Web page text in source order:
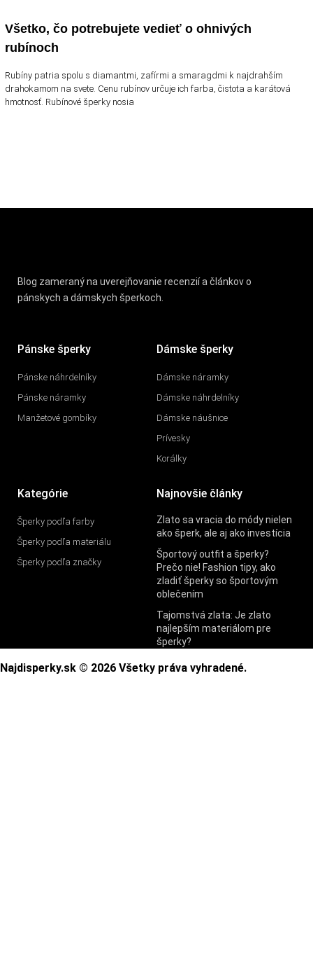
Všetko, čo potrebujete vedieť o ohnivých
rubínoch
Rubíny patria spolu s diamantmi, zafírmi a smaragdmi k najdrahším
drahokamom na svete. Cenu rubínov určuje ich farba, čistota a karátová
hmotnosť. Rubínové šperky nosia
Blog zameraný na uverejňovanie recenzií a článkov o
pánskych a dámskych šperkoch.
Pánske šperky
Pánske náhrdelníky
Pánske náramky
Manžetové gombíky
Dámske šperky
Dámske náramky
Dámske náhrdelníky
Dámske náušnice
Prívesky
Korálky
Kategórie
Šperky podľa farby
Šperky podľa materiálu
Šperky podľa značky
Najnovšie články
Zlato sa vracia do módy nielen
ako šperk, ale aj ako investícia
Športový outfit a šperky?
Prečo nie! Fashion tipy, ako
zladiť šperky so športovým
oblečením
Tajomstvá zlata: Je zlato
najlepším materiálom pre
šperky?
Najdisperky.sk © 2026 Všetky práva vyhradené.